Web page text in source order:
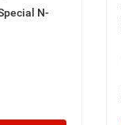
N-